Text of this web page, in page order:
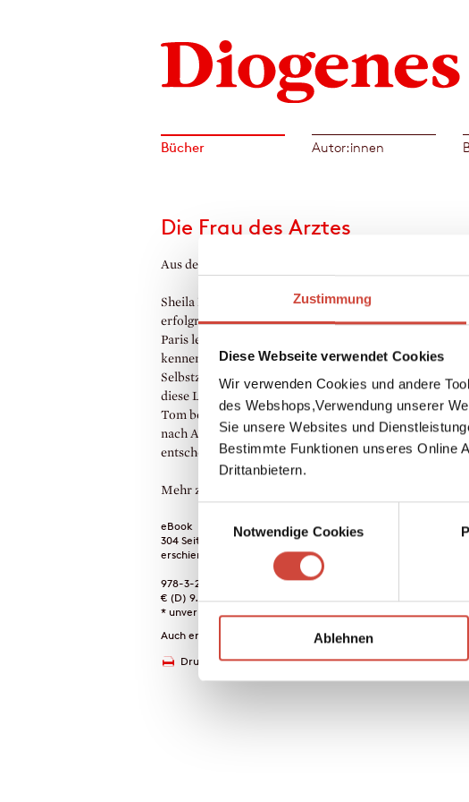
Zustimmung
Diese Webseite verwendet Cookies
Wir verwenden Cookies und andere
des Webshops,Verwendung unserer
Sie unsere Websites und
Bestimmte Funktionen unseres Online
Drittanbietern.
Notwendige Cookies
Ablehnen
Bücher Autor:innen
Die Frau des Arztes
Aus dem Englischen von Jürgen Abel
Sheila Redden reist ihrem Mann, einem
erfolgreichen Arzt, nach Frankreich voraus. In
Paris lernt sie den jüngeren Amerikaner Tom
kennen. Nach Tagen des Zögerns und der
Selbstzweifel lässt sich Sheila schließlich auf
diese Liebe ein und erlebt nie gekanntes Glück.
Tom bedrängt sie, alles aufzugeben und mit ihm
nach Amerika zu gehen. Sheila muss sich
entscheiden.
Mehr zum Inhalt
eBook
304 Seiten (Printausgabe)
erschienen am 27. Juni 2018
978-3-257-60895-3
€ (D) 9.99 / sFr 13.00* / € (A) 9.99
* unverb. Preisempfehlung
Auch erhältlich als
Drucken